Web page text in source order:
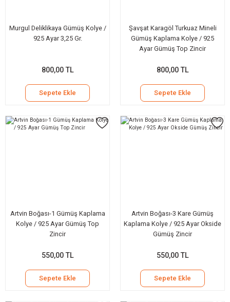
Murgul Deliklikaya Gümüş Kolye /
925 Ayar 3,25 Gr.
800,00 TL
Sepete Ekle
Şavşat Karagöl Turkuaz Mineli
Gümüş Kaplama Kolye / 925
Ayar Gümüş Top Zincir
800,00 TL
Sepete Ekle
Artvin Boğası-1 Gümüş Kaplama
Kolye / 925 Ayar Gümüş Top
Zincir
550,00 TL
Sepete Ekle
Artvin Boğası-3 Kare Gümüş
Kaplama Kolye / 925 Ayar Okside
Gümüş Zincir
550,00 TL
Sepete Ekle